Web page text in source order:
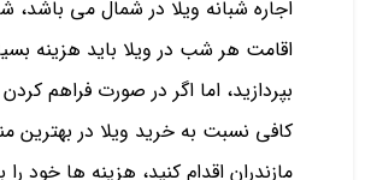
اجاره شبانه ویلا در شمال می باشد،
اقامت هر شب در ویلا باید هزینه
بپردازید، اما اگر در صورت فراهم
کافی نسبت به خرید ویلا در بهترین
مازندران اقدام کنید، هزینه ها خود